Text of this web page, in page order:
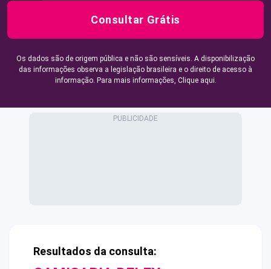
Consultar Grátis
Os dados são de origem pública e não são sensíveis. A disponibilização
das informações observa a legislação brasileira e o direito de acesso à
informação. Para mais informações, Clique aqui.
Resultados da consulta: